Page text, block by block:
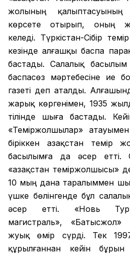
жолының қалыптасуының
көрсете отырып, оның
келеді. Түркістан-Сібір
кезінде алғашқы баспа
бастады. Салалық
баспасөз мәртебесіне ие
газеті деп аталды.
жарық көргенімен, 1935
тілінде шыға бастады.
«Теміржолшылар»
біріккен Қазақстан темір
басылымға да әсер етті.
«Қазақстан теміржолшысы»
10 мың дана таралыммен
үшке бөлінгенде бұл
әсер етті. «Новь
магистраль», «Батысжол»
жуық өмір сүрді. Тек
құрылғаннан кейін